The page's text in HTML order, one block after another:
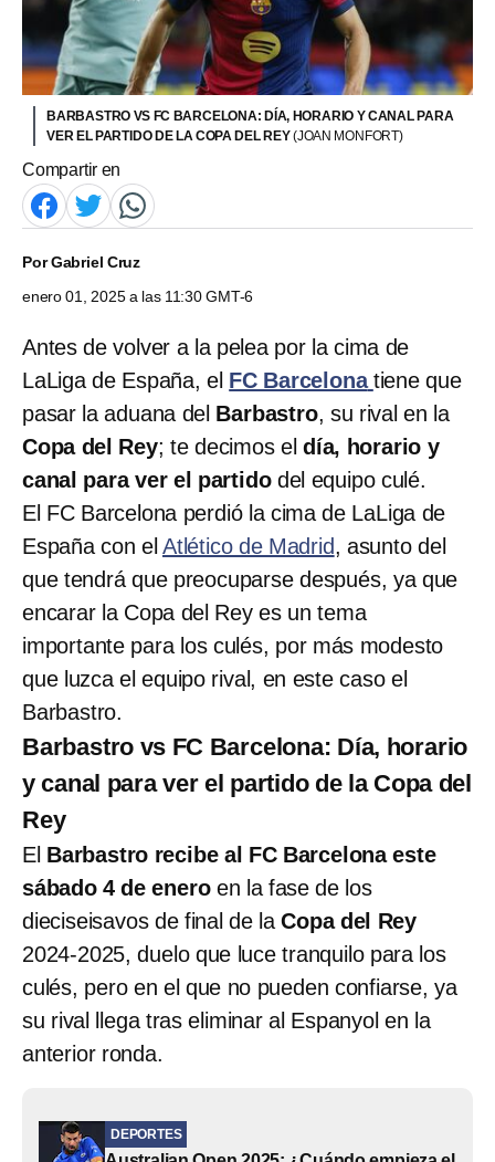
BARBASTRO VS FC BARCELONA: DÍA, HORARIO Y CANAL PARA
VER EL PARTIDO DE LA COPA DEL REY(JOAN MONFORT)
Compartir en
PorGabriel Cruz
enero 01, 2025 a las 11:30 GMT-6
Antes de volver a la pelea por la cima de
LaLiga de España, el FC Barcelona tiene que
pasar la aduana del Barbastro, su rival en la
Copa del Rey; te decimos eldía, horario y
canal para ver el partidodel equipo culé.
El FC Barcelona perdió la cima de LaLiga de
España con elAtlético de Madrid, asunto del
que tendrá que preocuparse después, ya que
encarar la Copa del Rey es un tema
importante para los culés, por más modesto
que luzca el equipo rival, en este caso el
Barbastro.
Barbastro vs FC Barcelona: Día, horario
y canal para ver el partido de la Copa del
Rey
El Barbastro recibe al FC Barcelona este
sábado 4 de eneroen la fase de los
dieciseisavos de final de laCopa del Rey
2024-2025, duelo que luce tranquilo para los
culés, pero en el que no pueden confiarse, ya
su rival llega tras eliminar al Espanyol en la
anterior ronda.
DEPORTES